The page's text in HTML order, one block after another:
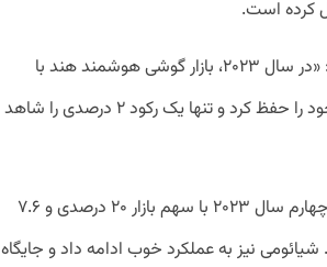
کرده است.
شرکت تحقیقاتی کانالیز نیز ماه گذشته گفت: «در سال ۲۰۲۳، بازار گوشی هوشمند هند با
مجموع ۱۴۸.۹ میلیون مرسوله ثبات نسبی خود را حفظ کرد و تنها یک رکود ۲ درصدی را شاهد
طبق اعلام کانالیز:‌ «سامسونگ در سه ماهه چهارم سال ۲۰۲۳ با سهم بازار ۲۰ درصدی و ۷.۶
نیز به عملکرد خوب ادامه داد و جایگاه